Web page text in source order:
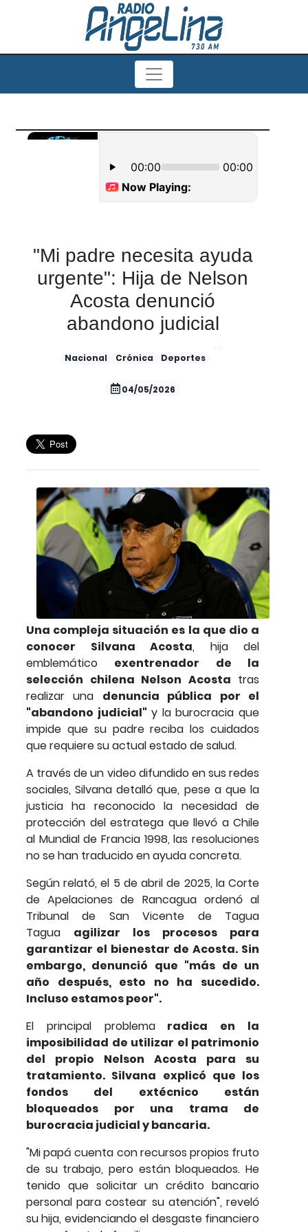
"Mi padre necesita ayuda
urgente": Hija de Nelson
Acosta denunció
abandono judicial
Nacional Crónica Deportes
04/05/2026
Una compleja situación es la que dio a
conocer Silvana Acosta, hija del
emblemático exentrenador de la
selección chilena Nelson Acosta tras
realizar una denuncia pública por el
"abandono judicial" y la burocracia que
impide que su padre reciba los cuidados
que requiere su actual estado de salud.
A través de un video difundido en sus redes
sociales, Silvana detalló que, pese a que la
justicia ha reconocido la necesidad de
protección del estratega que llevó a Chile
al Mundial de Francia 1998, las resoluciones
no se han traducido en ayuda concreta.
Según relató, el 5 de abril de 2025, la Corte
de Apelaciones de Rancagua ordenó al
Tribunal de San Vicente de Tagua
Tagua agilizar los procesos para
garantizar el bienestar de Acosta. Sin
embargo, denunció que "más de un
año después, esto no ha sucedido.
Incluso estamos peor".
El principal problemaradica en la
imposibilidad de utilizar el patrimonio
del propio Nelson Acosta para su
tratamiento. Silvana explicó que los
fondos del extécnico están
bloqueados por una trama de
burocracia judicial y bancaria.
"Mi papá cuenta con recursos propios fruto
de su trabajo, pero están bloqueados. He
tenido que solicitar un crédito bancario
personal para costear su atención", reveló
su hija, evidenciando el desgaste financiero